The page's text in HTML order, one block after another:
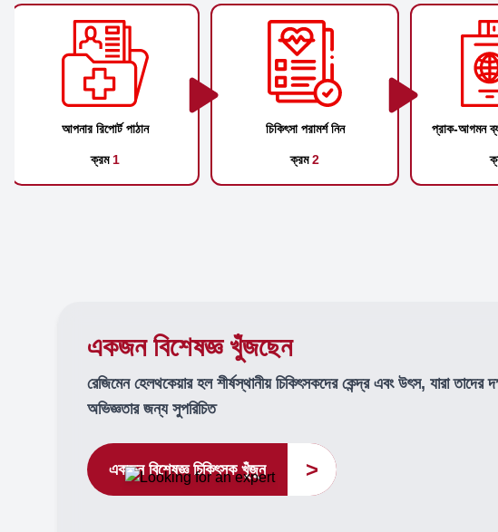
আপনার রিপোর্ট পাঠান
ক্রম1
চিকিৎসা পরামর্শ নিন
ক্রম2
প্রাক-আগমন
একজন বিশেষজ্ঞ খুঁজছেন
রেজিমেন হেলথকেয়ার হল শীর্ষস্থানীয় চিকিৎসকদের কেন্দ্র এবং উৎস, যারা তাদের
অভিজ্ঞতার জন্য সুপরিচিত
একজন বিশেষজ্ঞ চিকিৎসক খুঁজুন >